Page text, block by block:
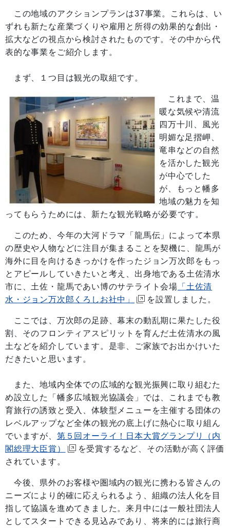
この地域のアクションプランは37事業。これらは、い
ずれも新たな産業づくりや雇用と所得の効果的な創出・
拡大などの視点から検討されたものです。その中から代
表的な事業をご紹介します。
まず、１つ目は観光の取組です。
これまで、温
暖な気候や清流
四万十川、風光
明媚な足摺岬、
竜串などの自然
を活かした観光
が中心でした
が、もっと幡多
地域の魅力を知
ってもらうためには、新たな観光戦略が必要です。
このため、今年の大河ドラマ「龍馬伝」によって本県
の歴史や人物などに注目が集まることを契機に、龍馬が
海外に目を向けるきっかけを作ったジョン万次郎をもっ
とアピールしていきたいと考え、出身地である土佐清水
市に、土佐・龍馬であい博のサテライト会場 「土佐清
水・ジョン万次郎くろしお社中」
を設置しました。
ここでは、万次郎の足跡、幕末の動乱期に果たした役
割、そのフロンティアスピリットを育んだ土佐清水の風
土などを紹介しています。是非、ご家族でお出かけいた
だきたいと思います。
また、地域内全体での広域的な観光振興に取り組むた
め設立した「幡多広域観光協議会」では、これまでも教
育旅行の誘致と受入、体験型メニューを主催する団体の
レベルアップなど全体の観光の底上げに熱心に取り組ん
でいますが、 第５回オーライ！日本大賞グランプリ（内
閣総理大臣賞）
を受賞するなど、その活動が高く評価
されています。
今後、県外のお客様や圏域内の観光に携わる皆さんの
ニーズにより的確に応えられるよう、組織の法人化を目
指して協議を進めてきました。来月中には一般社団法人
としてスタートできる見込みであり、将来的には旅行商